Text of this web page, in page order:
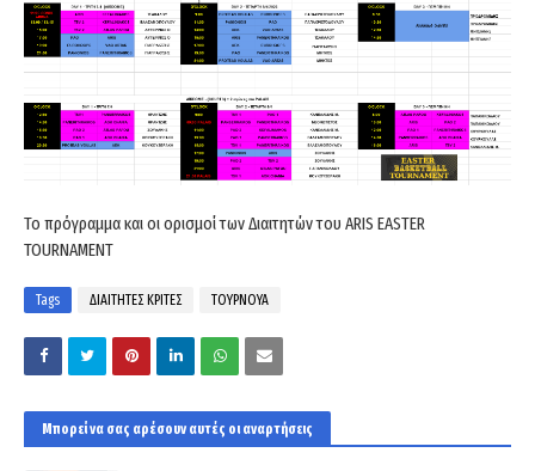
Το πρόγραμμα και οι ορισμοί των Διαιτητών του ARIS EASTER
TOURNAMENT
Tags ΔΙΑΙΤΗΤΕΣ ΚΡΙΤΕΣ ΤΟΥΡΝΟΥΑ
Μπορεί να σας αρέσουν αυτές οι αναρτήσεις